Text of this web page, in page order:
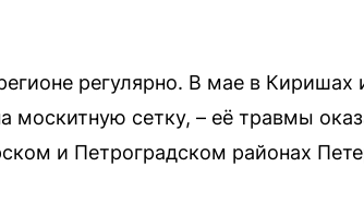
регулярно. В мае в Киришах
москитную сетку, – её травмы
и Петроградском районах